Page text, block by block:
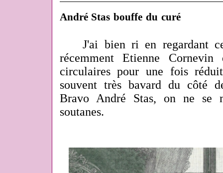
André Stas bouffe du curé
J'ai bien ri en regardant
récemment Etienne
circulaires pour une fois
souvent très bavard du côté
Bravo André Stas, on ne se
soutanes.